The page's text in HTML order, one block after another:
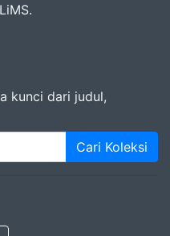
kunci dari judul,
Cari Koleksi